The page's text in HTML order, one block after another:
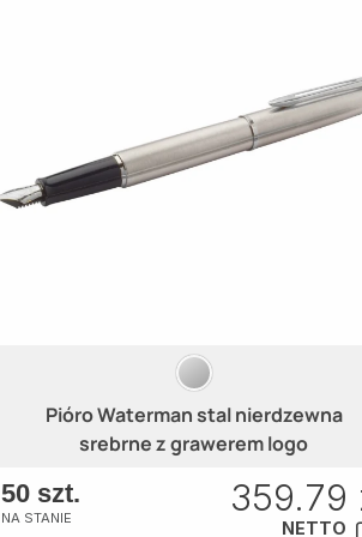
Pióro Waterman stal nierdzewna
srebrne z grawerem logo
50 szt.
NA STANIE 359.79
NETTO